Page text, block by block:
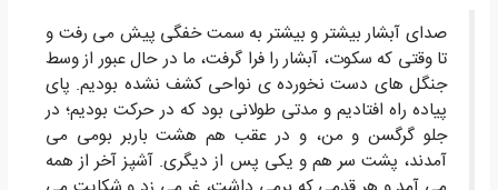
صدای آبشار بیشتر و بیشتر به سمت خفگی پیش می رفت و
تا وقتی که سکوت، آبشار را فرا گرفت، ما در حال عبور از وسط
جنگل های دست نخورده ی نواحی کشف نشده بودیم. پای
پیاده راه افتادیم و مدتی طولانی بود که در حرکت بودیم؛ در
جلو گرگسن و من، و در عقب هم هشت باربر بومی می
آمدند، پشت سر هم و یکی پس از دیگری. آشپز آخر از همه